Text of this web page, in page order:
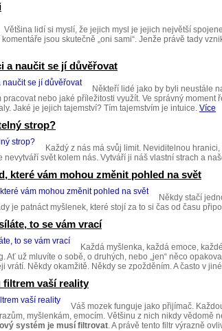
Většina lidí si myslí, že jejich mysl je jejich největší
jsou skutečně „oni sami“. Jenže právě tady
a naučit se jí důvěřovat
Někteří lidé jako by byli neustále
nebo jaké příležitosti využít. Ve správný moment
Jaké je jejich tajemství? Tím tajemstvím je intuice. Více
strop?
Každý z nás má svůj limit. Neviditelnou
nevytváří svět kolem nás. Vytváří ji náš vlastní strach a
které vám mohou změnit pohled na svět
Někdy stačí
je patnáct myšlenek, které stojí za to si čas od času
to se vám vrací
Každá myšlenka, každá emoce,
Ať už mluvíte o sobě, o druhých, nebo „jen“ něco
vrátí. Někdy okamžitě. Někdy se zpožděním. A často v
filtrem vaší reality
Váš mozek funguje jako přijímač.
myšlenkám, emocím. Většinu z nich nikdy vědomě
systém je musí filtrovat. A právě tento filtr výrazně